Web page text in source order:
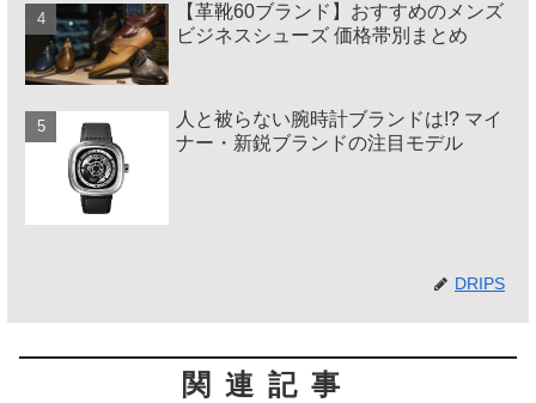
【革靴60ブランド】おすすめのメンズ
ビジネスシューズ 価格帯別まとめ
人と被らない腕時計ブランドは!? マイ
ナー・新鋭ブランドの注目モデル
DRIPS
関連記事